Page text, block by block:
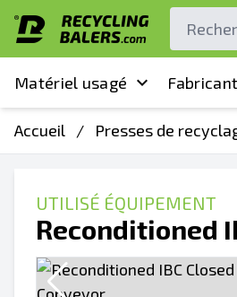
Matériel usagé
Accueil / Presses de
UTILISÉ ÉQUIPEMENT
Reconditioned